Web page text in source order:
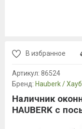
В избранное
Артикул: 86524
Бренд: Hauberk /
Наличник
HAUBERK с